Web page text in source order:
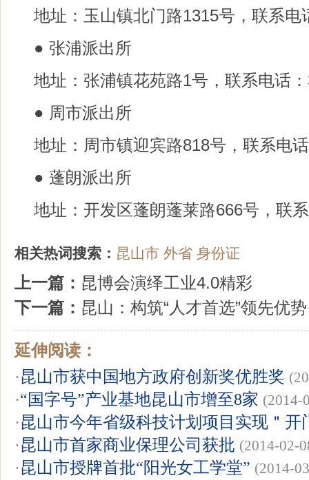
地址：玉山镇北门路1315号，联系电
● 张浦派出所
地址：张浦镇花苑路1号，联系电话
● 周市派出所
地址：周市镇迎宾路818号，联系电
● 蓬朗派出所
地址：开发区蓬朗蓬莱路666号，联
相关热词搜索： 昆山市 外省 身份证
上一篇： 昆博会演绎工业4.0精彩
下一篇： 昆山：构筑“人才首选”领先优势
延伸阅读：
·昆山市获中国地方政府创新奖优胜奖
·“国字号”产业基地昆山市增至8家 (2014-
·昆山市今年省级科技计划项目实现＂开
·昆山市首家商业保理公司获批 (2014-02-
·昆山市授牌首批“阳光女工学堂” (2014-